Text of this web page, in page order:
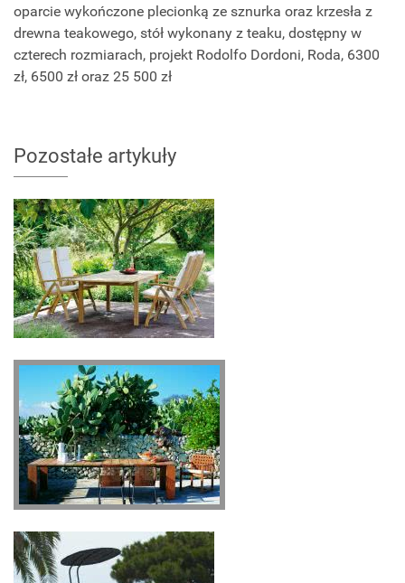
oparcie wykończone plecionką ze sznurka oraz krzesła z
drewna teakowego, stół wykonany z teaku, dostępny w
czterech rozmiarach, projekt Rodolfo Dordoni, Roda, 6300
zł, 6500 zł oraz 25 500 zł
Pozostałe artykuły